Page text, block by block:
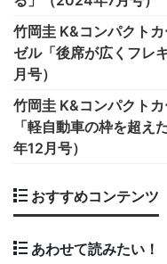
竹岡圭 K&コンパクト
ゼル「後席が広くフレ
月号）
竹岡圭 K&コンパクト
「軽自動車の枠を超
年12月号）
おすすめコンテンツ
あわせて読みたい！